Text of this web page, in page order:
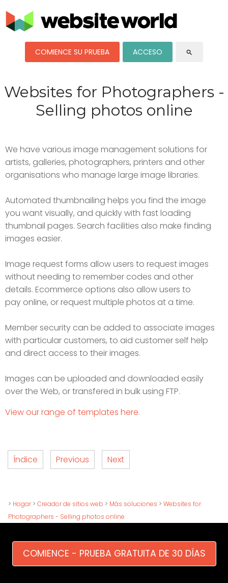
COMIENCE SU PRUEBA ACCESO search
Websites for Photographers -
Selling photos online
We have various image management solutions for
artists, galleries, photographers, printers and other
organisations who manage large image libraries.
Automated thumbnailing helps you find the image
you want visually, and quickly with fast loading
thumbnail pages. Search facilities also make finding
images easier.
Image request forms allow users to request images
without needing to remember codes and other
details. Ecommerce options also allow users to
pay online, or request multiple photos at a time.
Member security can be added to associate images
with particular customers, to aid customer self help
and direct access to their images.
Images can be uploaded and downloaded easily
over the Web, or transfered in bulk using FTP.
View our range of templates here.
Índice Previous Next
> Hogar > Creador de sitios web > Más soluciones > Websites for
Photographers - Selling photos online
COMIENCE - PRUEBA GRATUITA DE 30 DÍAS